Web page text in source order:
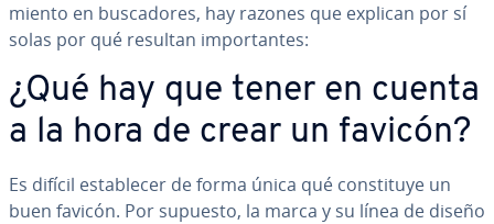
mie­n­to en bu­s­ca­do­res, hay razones que explican por sí
solas por qué resultan im­po­r­ta­n­tes:
¿Qué hay que tener en cuenta
a la hora de crear un favicón?
Es difícil es­ta­ble­cer de forma única qué co­n­s­ti­tu­ye un
buen favicón. Por supuesto, la marca y su línea de diseño